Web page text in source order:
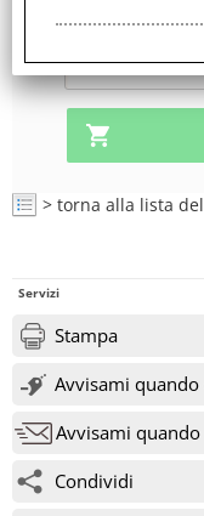
> torna alla lista
Servizi
Stampa
Avvisami
Avvisami
Condividi